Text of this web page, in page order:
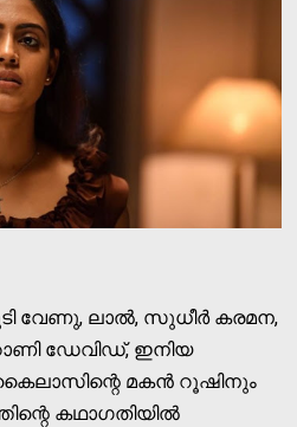
വേണു, ലാല്‍, സുധീര്‍ കരമന,
ഡേവിഡ്, ഇനിയ
കൈലാസിന്റെ മകന്‍ റൂഷിനും
കഥാഗതിയില്‍